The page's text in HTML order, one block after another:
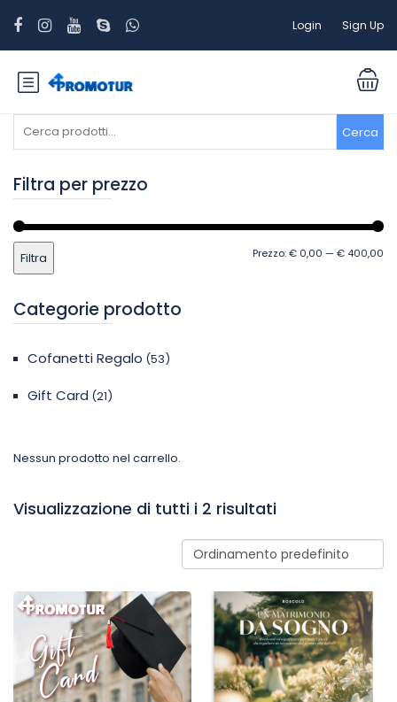
Login Sign Up
Cerca
Filtra per prezzo
Filtra Prezzo:€ 0,00 —€ 400,00
Categorie prodotto
Cofanetti Regalo (53)
Gift Card (21)
Nessun prodotto nel carrello.
Visualizzazione di tutti i 2 risultati